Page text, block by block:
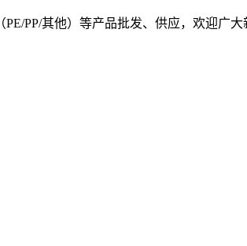
PP/其他）等产品批发、供应，欢迎广